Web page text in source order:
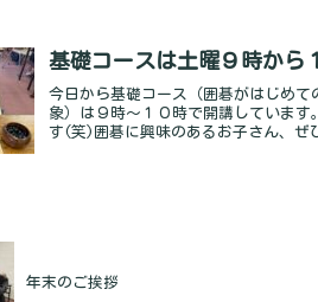
基礎コースは土曜９時から
今日から基礎コース（囲碁がはじめ
象）は９時～１０時で開講していま
す(笑)囲碁に興味のあるお子さん、ぜ
年末のご挨拶